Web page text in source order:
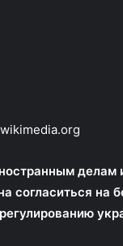
делам
согласиться на